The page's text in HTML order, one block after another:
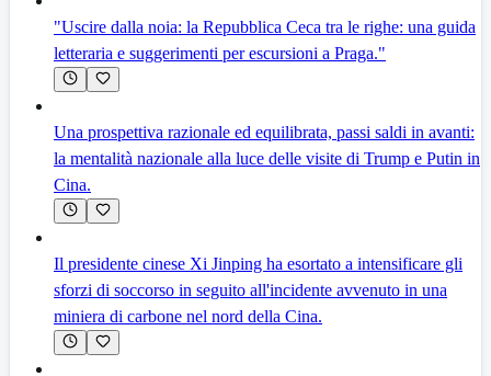
"Uscire dalla noia: la Repubblica Ceca tra le righe: una guida
letteraria e suggerimenti per escursioni a Praga."
Una prospettiva razionale ed equilibrata, passi saldi in avanti:
la mentalità nazionale alla luce delle visite di Trump e Putin in
Cina.
Il presidente cinese Xi Jinping ha esortato a intensificare gli
sforzi di soccorso in seguito all'incidente avvenuto in una
miniera di carbone nel nord della Cina.